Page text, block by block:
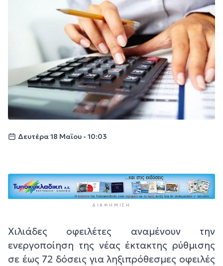
Δευτέρα 18 Μαΐου - 10:03
ΔΙΑΦΉΜΙΣΗ
Χιλιάδες οφειλέτες αναμένουν την
ενεργοποίηση της νέας έκτακτης ρύθμισης
σε έως 72 δόσεις για ληξιπρόθεσμες οφειλές